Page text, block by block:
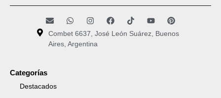
Combet 6637, José León Suárez, Buenos
Aires, Argentina
Categorías
Destacados